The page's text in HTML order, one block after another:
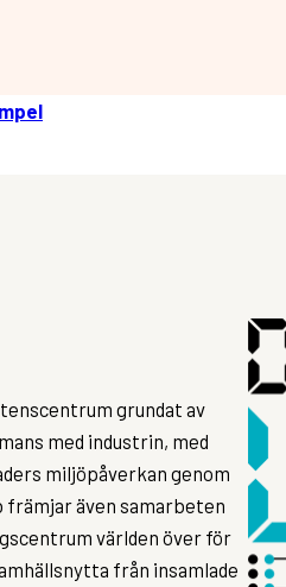
grundat av
med industrin, med
miljöpåverkan genom
även samarbeten
världen över för
från insamlade